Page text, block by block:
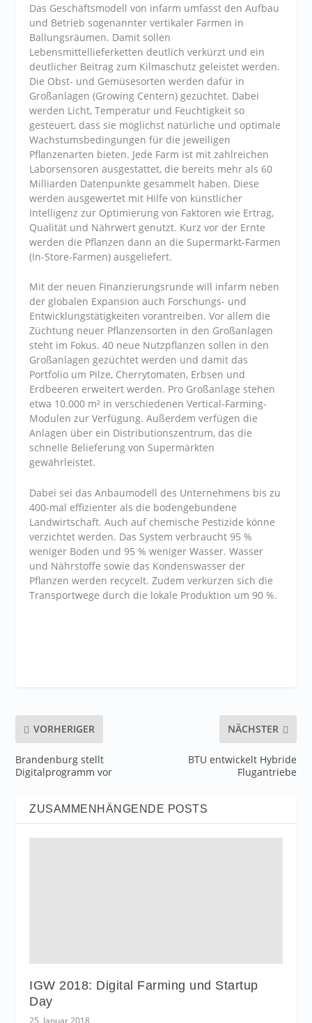
Das Geschäftsmodell von infarm umfasst den Aufbau
und Betrieb sogenannter vertikaler Farmen in
Ballungsräumen. Damit sollen
Lebensmittellieferketten deutlich verkürzt und ein
deutlicher Beitrag zum Kilmaschutz geleistet werden.
Die Obst- und Gemüsesorten werden dafür in
Großanlagen (Growing Centern) gezüchtet. Dabei
werden Licht, Temperatur und Feuchtigkeit so
gesteuert, dass sie möglichst natürliche und optimale
Wachstumsbedingungen für die jeweiligen
Pflanzenarten bieten. Jede Farm ist mit zahlreichen
Laborsensoren ausgestattet, die bereits mehr als 60
Milliarden Datenpunkte gesammelt haben. Diese
werden ausgewertet mit Hilfe von künstlicher
Intelligenz zur Optimierung von Faktoren wie Ertrag,
Qualität und Nährwert genutzt. Kurz vor der Ernte
werden die Pflanzen dann an die Supermarkt-Farmen
(In-Store-Farmen) ausgeliefert.
Mit der neuen Finanzierungsrunde will infarm neben
der globalen Expansion auch Forschungs- und
Entwicklungstätigkeiten vorantreiben. Vor allem die
Züchtung neuer Pflanzensorten in den Großanlagen
steht im Fokus. 40 neue Nutzpflanzen sollen in den
Großanlagen gezüchtet werden und damit das
Portfolio um Pilze, Cherrytomaten, Erbsen und
Erdbeeren erweitert werden. Pro Großanlage stehen
etwa 10.000 m² in verschiedenen Vertical-Farming-
Modulen zur Verfügung. Außerdem verfügen die
Anlagen über ein Distributionszentrum, das die
schnelle Belieferung von Supermärkten
gewährleistet.
Dabei sei das Anbaumodell des Unternehmens bis zu
400-mal effizienter als die bodengebundene
Landwirtschaft. Auch auf chemische Pestizide könne
verzichtet werden. Das System verbraucht 95 %
weniger Boden und 95 % weniger Wasser. Wasser
und Nährstoffe sowie das Kondenswasser der
Pflanzen werden recycelt. Zudem verkürzen sich die
Transportwege durch die lokale Produktion um 90 %.
VORHERIGER
Brandenburg stellt
Digitalprogramm vor
NÄCHSTER
BTU entwickelt Hybride
Flugantriebe
ZUSAMMENHÄNGENDE POSTS
IGW 2018: Digital Farming und Startup
Day